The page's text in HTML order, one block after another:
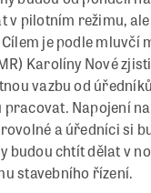
v pilotním režimu,
je podle mluvčí
Karolíny Nové
vazbu od
pracovat. Napojení
a úředníci si
budou chtít dělat v
stavebního řízení.